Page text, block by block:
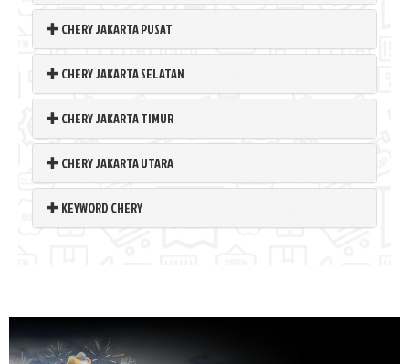
CHERY JAKARTA PUSAT
CHERY JAKARTA SELATAN
CHERY JAKARTA TIMUR
CHERY JAKARTA UTARA
KEYWORD CHERY